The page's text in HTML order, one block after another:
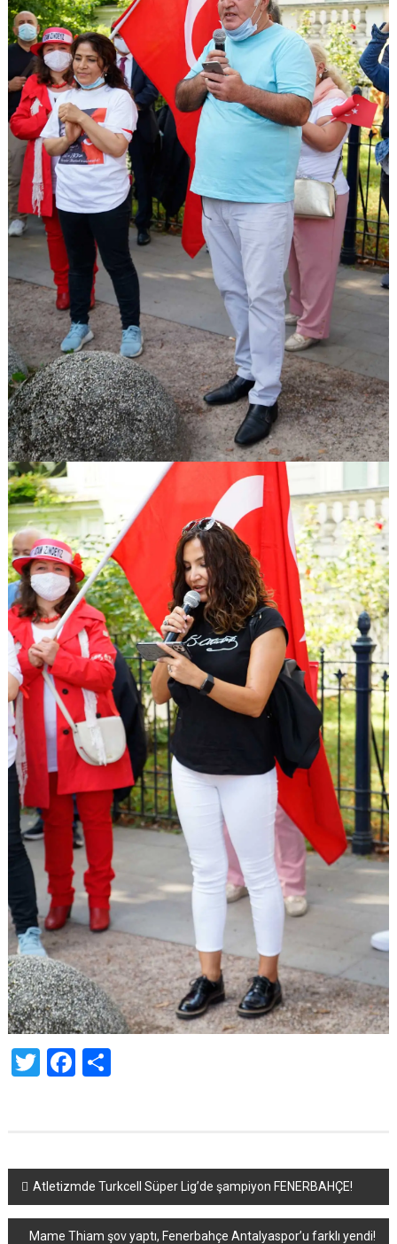
TwitterFacebook
Share
Yazı
dolaşımı
Atletizmde Turkcell Süper Lig’de şampiyon FENERBAHÇE!
Mame Thiam şov yaptı, Fenerbahçe Antalyaspor’u farklı yendi!